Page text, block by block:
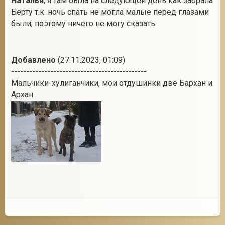
Берту т.к. ночь спать не могла малые перед глазами
были, поэтому ничего не могу сказать.
Добавлено (27.11.2023, 01:09)
---------------------------------------------
Мальчики-хулиганчики, мои отдушинки две Бархан и
Архан